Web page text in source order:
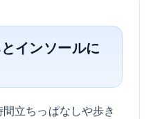
インソールに
立ちっぱなしや歩き